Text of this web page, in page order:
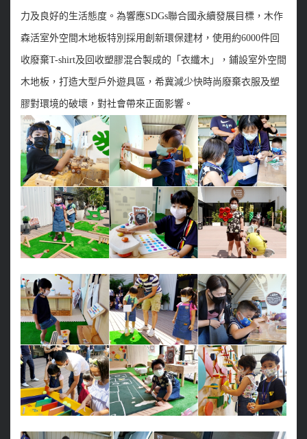
力及良好的生活態度。 為響應SDGs聯合國永續發展目標，木作
森活室外空間木地板特別採用創新環保建材，使用約6000件回
收廢棄T-shirt及回收塑膠混合製成的「衣纖木」，鋪設室外空間
木地板，打造大型戶外遊具區，希冀減少快時尚廢棄衣服及塑
膠對環境的破壞，對社會帶來正面影響。